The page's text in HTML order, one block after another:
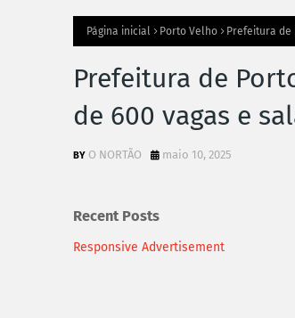
Página inicial Porto Velho Prefeitura de
Prefeitura de
de 600 vagas e
O NORTÃO maio 10, 2025
Recent Posts
Responsive Advertisement